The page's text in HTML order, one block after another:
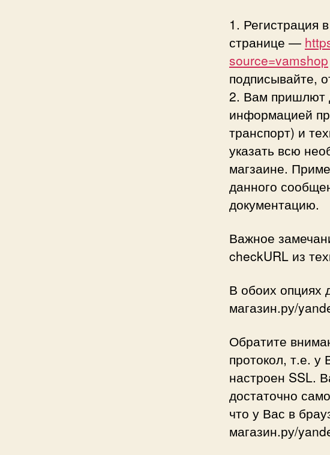
1. Регистрация
странице —
source=vamshop
подписывайте,
2. Вам пришлют
информацией
транспорт) и
указать всю
магзаине.
данного
документацию.
Важное
checkURL из
В обоих опциях
магазин.ру/
Обратите
протокол, т.е. у
настроен SSL.
достаточно
что у Вас в
магазин.ру/